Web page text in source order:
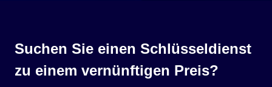
Suchen Sie einen Schlüsseldienst
zu einem vernünftigen Preis?